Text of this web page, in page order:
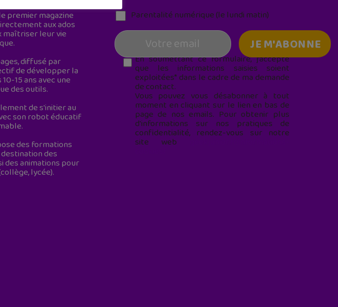
premier magazine
aux ados
maîtriser leur vie
diffusé par
de développer la
15 ans avec une
des outils.
de s'initier au
son robot éducatif
des formations
des
des animations pour
lycée).
Parentalité numérique (le lundi matin)
En soumettant ce formulaire, j’accepte
que les informations saisies soient
exploitées* dans le cadre de ma demande
de contact.
Vous pouvez vous désabonner à tout
moment en cliquant sur le lien en bas de
page de nos emails. Pour obtenir plus
d'informations sur nos pratiques de
confidentialité, rendez-vous sur notre
site web